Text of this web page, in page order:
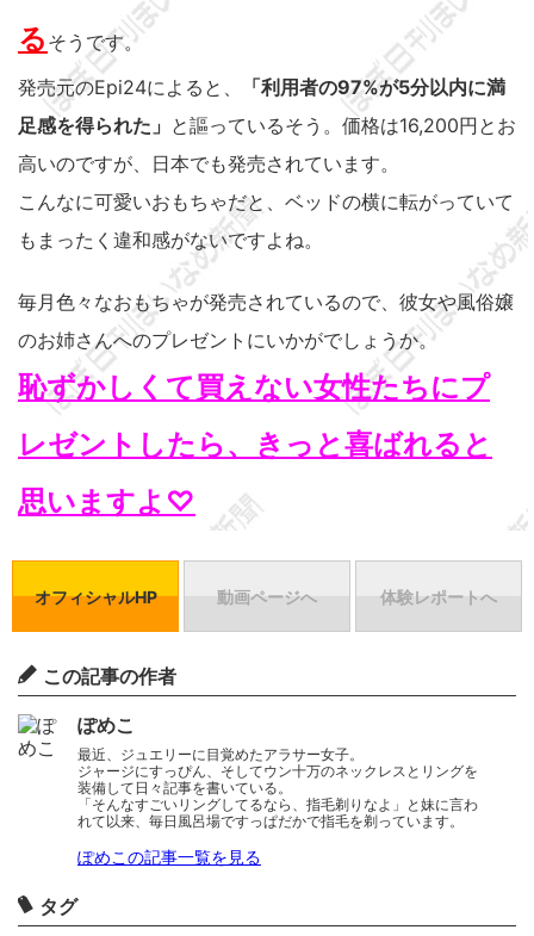
る そうです。
発売元のEpi24によると、
「利用者の97%が5分以内に満
足感を得られた」 と謳っているそう。価格は16,200円とお
高いのですが、日本でも発売されています。
こんなに可愛いおもちゃだと、ベッドの横に転がっていて
もまったく違和感がないですよね。
毎月色々なおもちゃが発売されているので、彼女や風俗嬢
のお姉さんへのプレゼントにいかがでしょうか。
恥ずかしくて買えない女性たちにプ
レゼントしたら、きっと喜ばれると
思いますよ♡
オフィシャルHP 動画ページへ 体験レポートへ
この記事の作者
ぽめこ
最近、ジュエリーに目覚めたアラサー女子。
ジャージにすっぴん、そしてウン十万のネックレスとリングを
装備して日々記事を書いている。
「そんなすごいリングしてるなら、指毛剃りなよ」と妹に言わ
れて以来、毎日風呂場ですっぱだかで指毛を剃っています。
ぽめこの記事一覧を見る
タグ